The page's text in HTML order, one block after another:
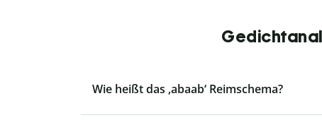
Wie heißt das ‚abaab‘ Reimschema?